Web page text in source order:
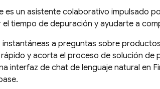
es un asistente colaborativo impulsado
tiempo de depuración y ayudarte a
a preguntas sobre
y acorta el proceso de solución de
interfaz de chat de lenguaje natural en